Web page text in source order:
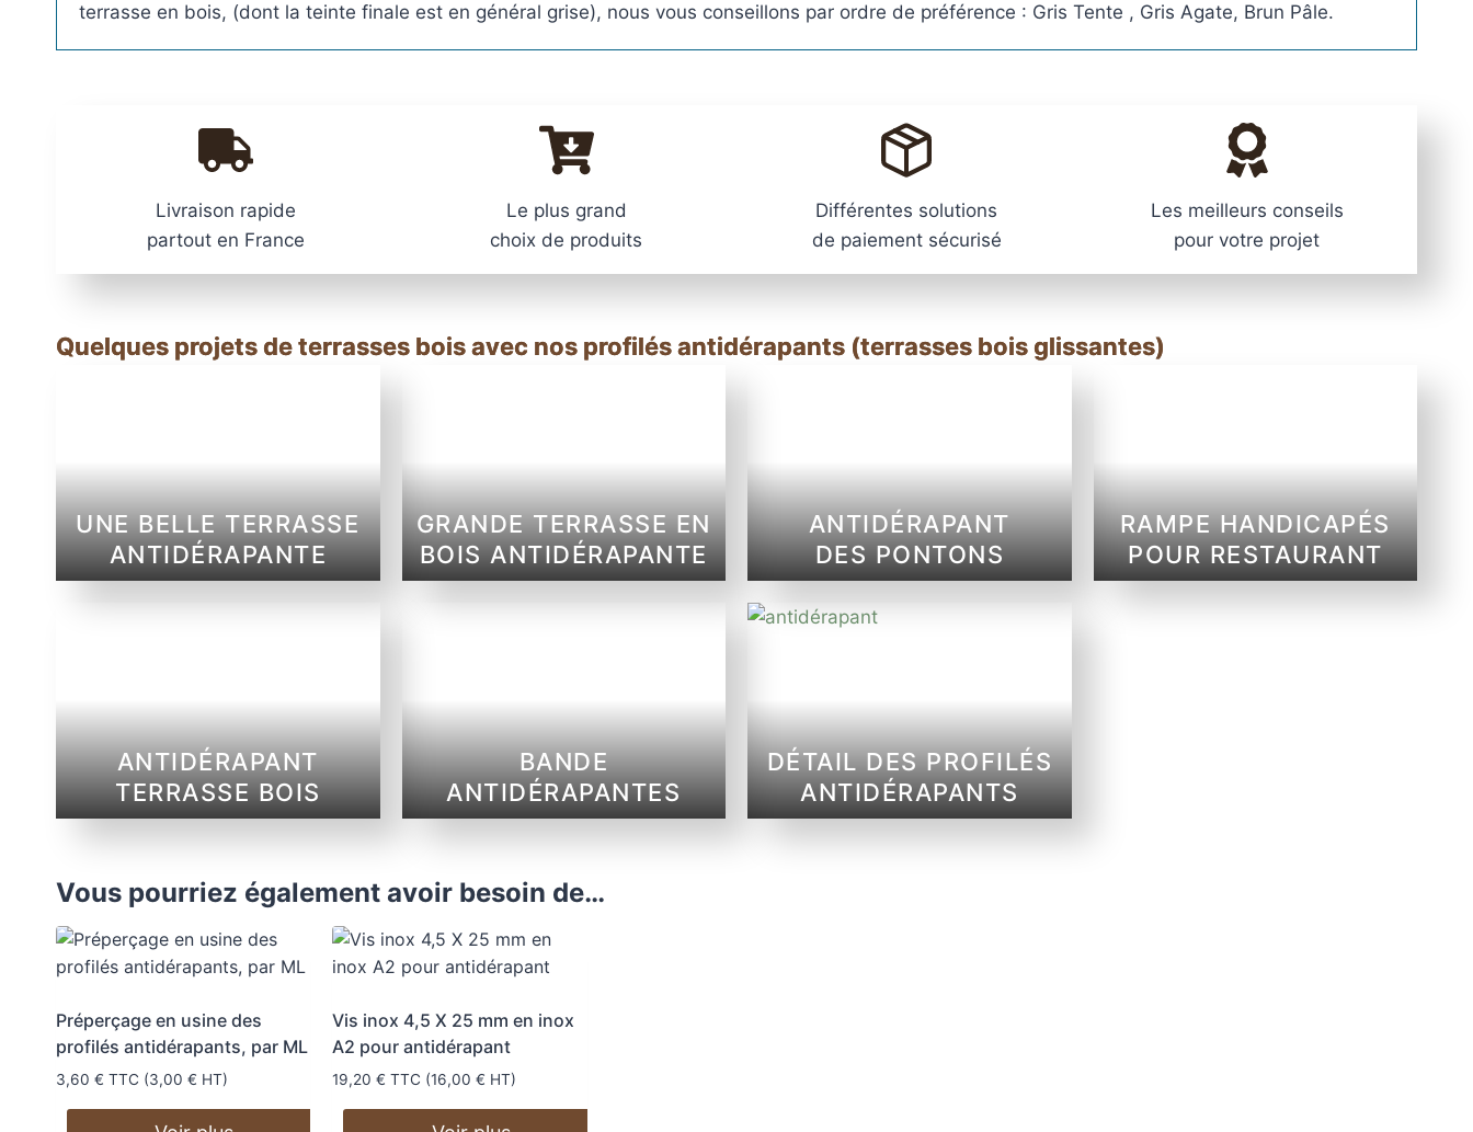
a
A
terrasse en bois, (dont la teinte finale est en général grise), nous vous conseillons par ordre de préférence : Gris Tente , Gris Agate, Brun Pâle.
Livraison rapide
partout en France
Le plus grand
choix de produits
Différentes solutions
de paiement sécurisé
Les meilleurs conseils
pour votre projet
Quelques projets de terrasses bois avec nos profilés antidérapants (terrasses bois glissantes)
UNE BELLE TERRASSE
ANTIDÉRAPANTE
GRANDE TERRASSE EN
BOIS ANTIDÉRAPANTE
ANTIDÉRAPANT
DES PONTONS
RAMPE HANDICAPÉS
POUR RESTAURANT
ANTIDÉRAPANT
TERRASSE BOIS
BANDE
ANTIDÉRAPANTES
DÉTAIL DES PROFILÉS
ANTIDÉRAPANTS
Vous pourriez également avoir besoin de…
Préperçage en usine des
profilés antidérapants, par ML
3,60 € TTC (3,00 € HT)
Vis inox 4,5 X 25 mm en inox
A2 pour antidérapant
19,20€ TTC (16,00€ HT)